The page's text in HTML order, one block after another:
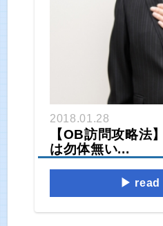
2018.01.28
【OB訪問攻略法
は勿体無い...
read